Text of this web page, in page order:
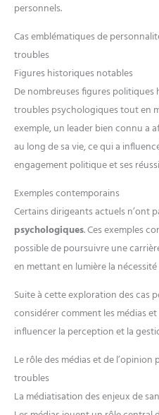
personnels.
Cas emblématiques de
troubles
Figures historiques notables
De nombreuses figures
troubles psychologiques tout en
exemple, un leader bien connu a
au long de sa vie, ce qui a
engagement politique et ses
Exemples contemporains
Certains dirigeants actuels n’ont
psychologiques. Ces exemples
possible de poursuivre une
en mettant en lumière la
Suite à cette exploration des cas
considérer comment les médias
influencer la perception et la
Le rôle des médias et de
troubles
La médiatisation des enjeux de